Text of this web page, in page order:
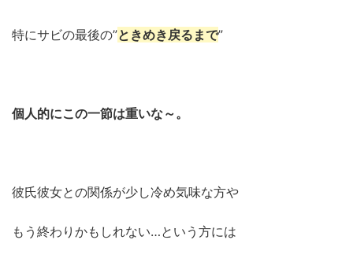
特にサビの最後の”ときめき戻るまで”
個人的にこの一節は重いな～。
彼氏彼女との関係が少し冷め気味な方や
もう終わりかもしれない…という方には